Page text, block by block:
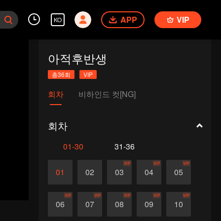
KO APP VIP
아적후반생
총36회 VIP
회차 비하인드 컷[NG]
회차
01-30 31-36
01 02 03
VIP
04
VIP
05
VIP
06
VIP
07
VIP
08
VIP
09
VIP
10
VIP